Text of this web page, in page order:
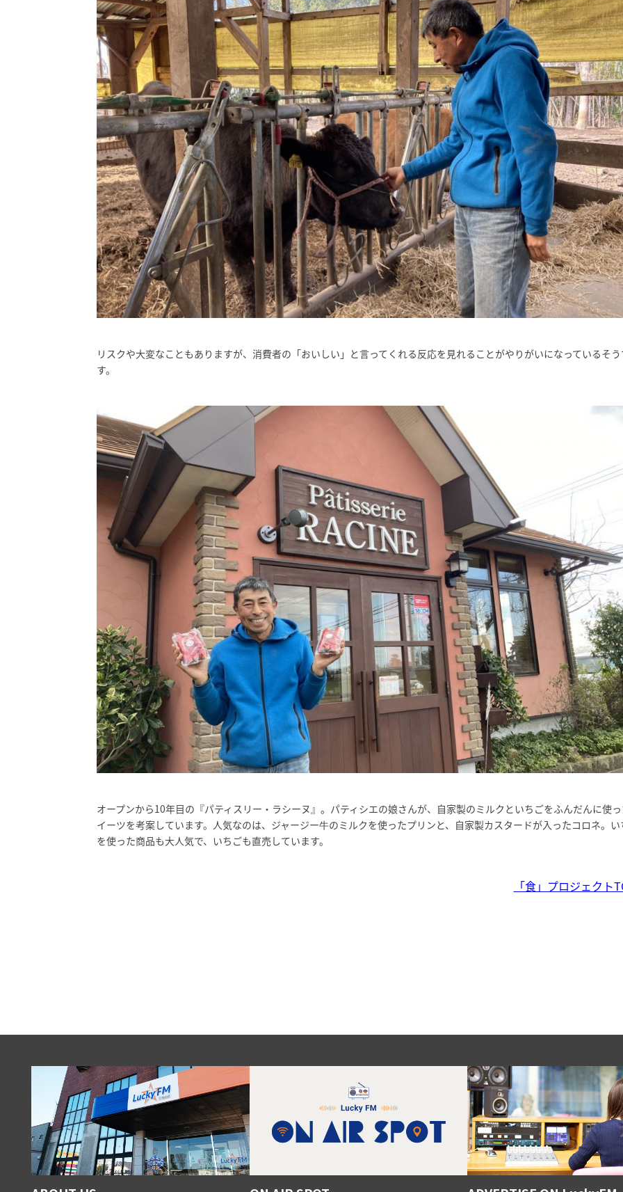
リスクや大変なこともありますが、消費者の「おいしい」と言ってくれる反応を見れることがやりがいになっているそう
す。
オープンから10年目の『パティスリー・ラシーヌ』。パティシエの娘さんが、自家製のミルクといちごをふんだんに使
イーツを考案しています。 人気なのは、ジャージー牛のミルクを使ったプリンと、自家製カスタードが入ったコロネ。い
を使った商品も大人気で、いちごも直売しています。
「食」プロジェクト